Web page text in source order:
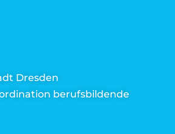
Dresden
berufsbildende